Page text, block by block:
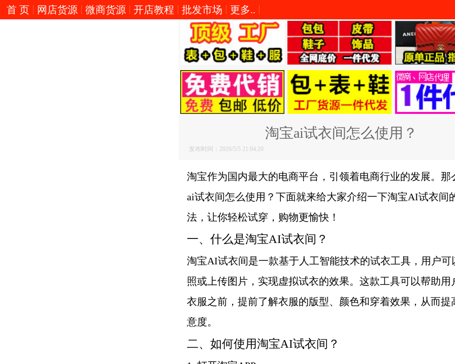
首 页 网店货源 微商货源 开店教程 批发市场 更多..
淘宝ai试衣间怎么使用？
发布时间：2026/5/5 21:04:20
淘宝作为国内最大的电商平台，引领着电商行业的发展。那
ai试衣间怎么使用？下面就来给大家介绍一下淘宝AI试衣间
法，让你轻松试穿，购物更愉快！
一、什么是淘宝AI试衣间？
淘宝AI试衣间是一款基于人工智能技术的试衣工具，用户可
照或上传图片，实现虚拟试衣的效果。这款工具可以帮助用
衣服之前，提前了解衣服的版型、颜色和穿着效果，从而提
意度。
二、如何使用淘宝AI试衣间？